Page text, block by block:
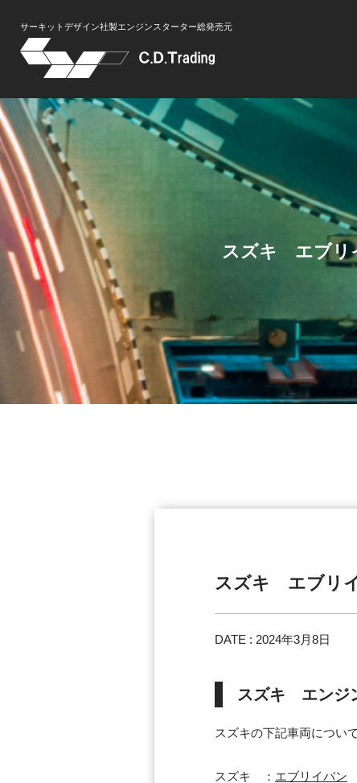
サーキットデザイン社製エンジンスターター総発売元
スズキ エブリ
スズキ エブリ
DATE : 2024年3月8日
スズキ エンジ
スズキの下記車両につい
スズキ ： エブリイバン